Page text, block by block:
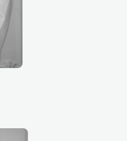
LE MOIGN